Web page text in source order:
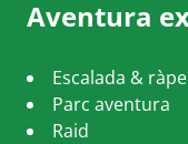
Aventura
Escalada &
Parc aventura
Raid